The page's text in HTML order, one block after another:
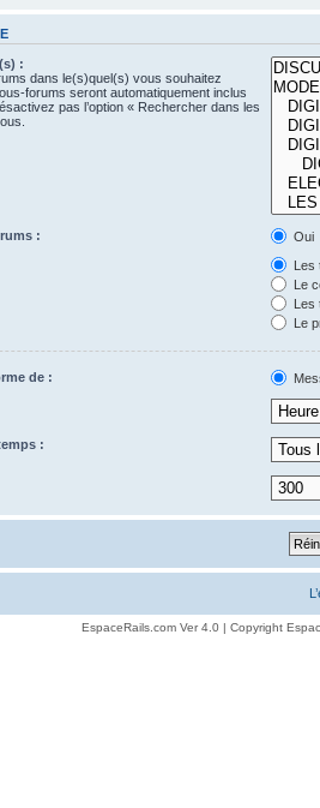
:
dans le(s)quel(s) vous souhaitez
forums seront automatiquement inclus
pas l’option « Rechercher dans les
:
Oui
Les
Le
Les
Le
de :
:
EspaceRails.com Ver 4.0 | Copyright